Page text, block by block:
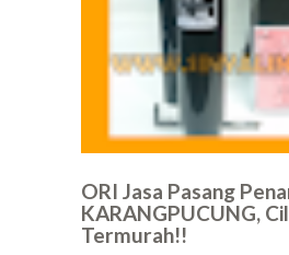
ORI Jasa Pasang
KARANGPUCUNG,
Termurah!!